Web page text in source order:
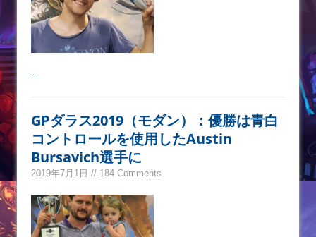
GPダラス2019（モダン）：優勝は青白
コントロールを使用したAustin
Bursavich選手に
2019年7月1日 // 184 Comments